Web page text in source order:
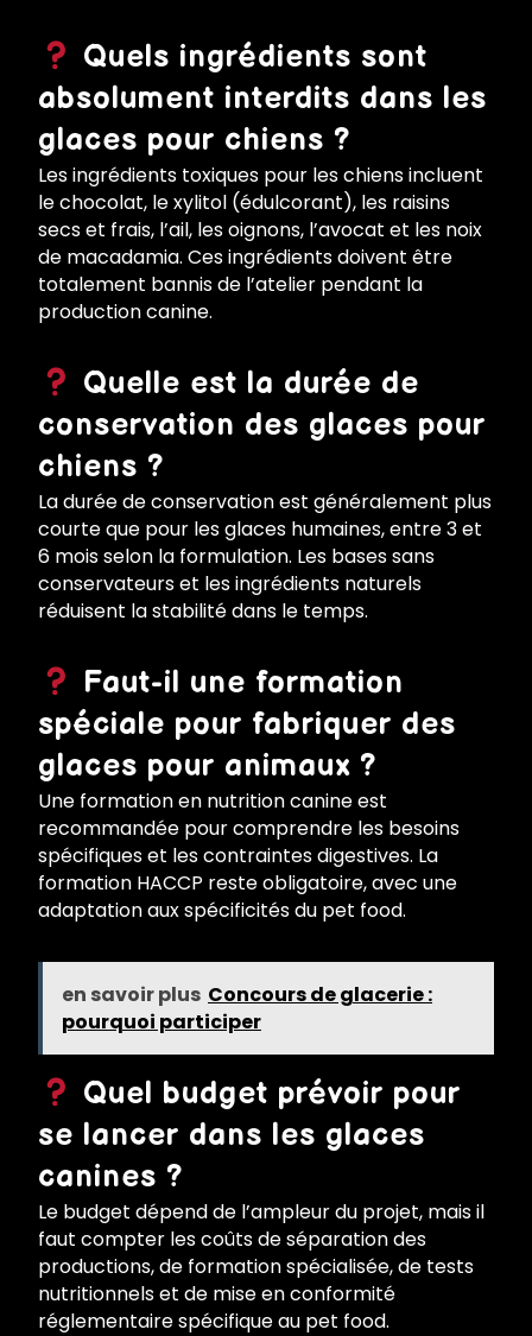
Quels ingrédients sont
absolument interdits dans les
glaces pour chiens ?
Les ingrédients toxiques pour les chiens incluent
le chocolat, le xylitol (édulcorant), les raisins
secs et frais, l’ail, les oignons, l’avocat et les noix
de macadamia. Ces ingrédients doivent être
totalement bannis de l’atelier pendant la
production canine.
Quelle est la durée de
conservation des glaces pour
chiens ?
La durée de conservation est généralement plus
courte que pour les glaces humaines, entre 3 et
6 mois selon la formulation. Les bases sans
conservateurs et les ingrédients naturels
réduisent la stabilité dans le temps.
Faut-il une formation
spéciale pour fabriquer des
glaces pour animaux ?
Une formation en nutrition canine est
recommandée pour comprendre les besoins
spécifiques et les contraintes digestives. La
formation HACCP reste obligatoire, avec une
adaptation aux spécificités du pet food.
en savoir plus Concours de glacerie :
pourquoi participer
Quel budget prévoir pour
se lancer dans les glaces
canines ?
Le budget dépend de l’ampleur du projet, mais il
faut compter les coûts de séparation des
productions, de formation spécialisée, de tests
nutritionnels et de mise en conformité
réglementaire spécifique au pet food.